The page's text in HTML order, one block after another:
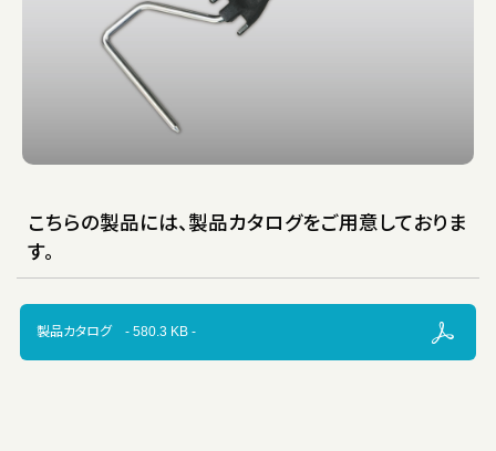
こちらの製品には、製品カタログをご用意しておりま
す。
製品カタログ - 580.3 KB -